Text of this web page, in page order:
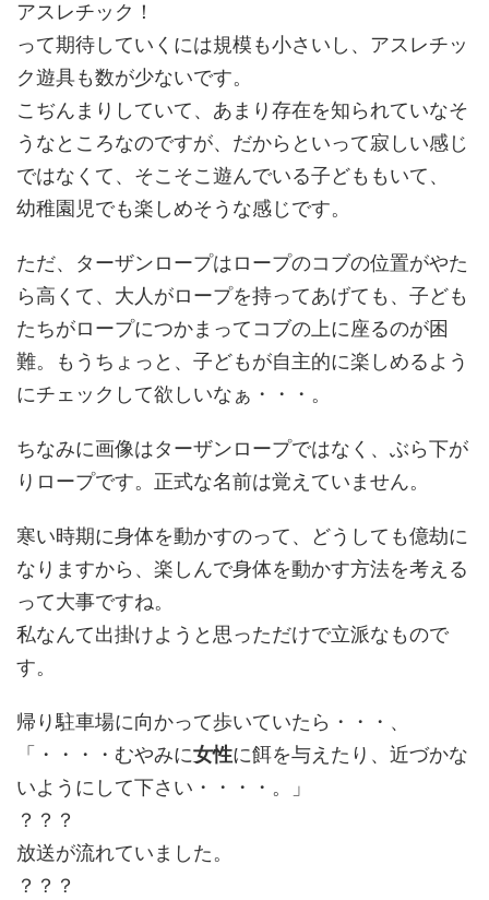
アスレチック！
って期待していくには規模も小さいし、アスレチッ
ク遊具も数が少ないです。
こぢんまりしていて、あまり存在を知られていなそ
うなところなのですが、だからといって寂しい感じ
ではなくて、そこそこ遊んでいる子どももいて、
幼稚園児でも楽しめそうな感じです。
ただ、ターザンロープはロープのコブの位置がやた
ら高くて、大人がロープを持ってあげても、子ども
たちがロープにつかまってコブの上に座るのが困
難。もうちょっと、子どもが自主的に楽しめるよう
にチェックして欲しいなぁ・・・。
ちなみに画像はターザンロープではなく、ぶら下が
りロープです。正式な名前は覚えていません。
寒い時期に身体を動かすのって、どうしても億劫に
なりますから、楽しんで身体を動かす方法を考える
って大事ですね。
私なんて出掛けようと思っただけで立派なもので
す。
帰り駐車場に向かって歩いていたら・・・、
「・・・・むやみに女性に餌を与えたり、近づかな
いようにして下さい・・・・。」
？？？
放送が流れていました。
？？？